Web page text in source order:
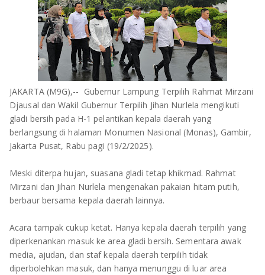
LAMPUNG UTARA
LAMPUNG TIMUR
LAMPUNG BARAT
LAMPUNG SELATAN
PESAWARAN
TANGGAMUS
PESISIR BARAT
TULANG BAWANG
TULANG BAWANG BARAT
MESUJI
JAKARTA (M9G),-- Gubernur Lampung Terpilih Rahmat Mirzani
Djausal dan Wakil Gubernur Terpilih Jihan Nurlela mengikuti
gladi bersih pada H-1 pelantikan kepala daerah yang
berlangsung di halaman Monumen Nasional (Monas), Gambir,
Jakarta Pusat, Rabu pagi (19/2/2025).
Meski diterpa hujan, suasana gladi tetap khikmad. Rahmat
Mirzani dan Jihan Nurlela mengenakan pakaian hitam putih,
berbaur bersama kepala daerah lainnya.
Acara tampak cukup ketat. Hanya kepala daerah terpilih yang
diperkenankan masuk ke area gladi bersih. Sementara awak
media, ajudan, dan staf kepala daerah terpilih tidak
diperbolehkan masuk, dan hanya menunggu di luar area